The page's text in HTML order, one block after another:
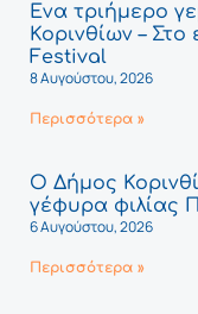
Ένα τριήμερο
Κορινθίων –
Festival
8 Αυγούστου, 2026
Περισσότερα »
Ο Δήμος
γέφυρα φιλίας
6 Αυγούστου, 2026
Περισσότερα »